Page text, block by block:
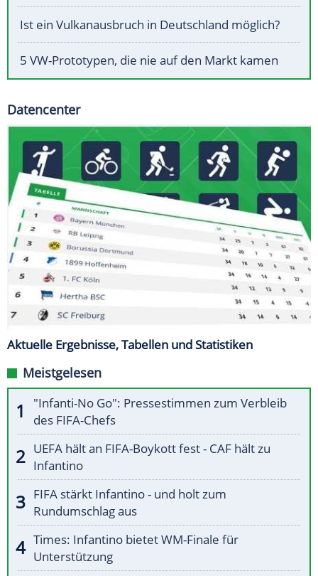
Ist ein Vulkanausbruch in Deutschland möglich?
5 VW-Prototypen, die nie auf den Markt kamen
Datencenter
Aktuelle Ergebnisse, Tabellen und Statistiken
Meistgelesen
"Infanti-No Go": Pressestimmen zum Verbleib
des FIFA-Chefs
UEFA hält an FIFA-Boykott fest - CAF hält zu
Infantino
FIFA stärkt Infantino - und holt zum
Rundumschlag aus
Times: Infantino bietet WM-Finale für
Unterstützung